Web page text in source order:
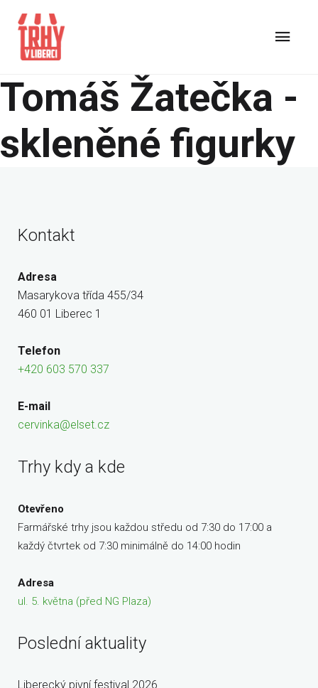
Tomáš Žatečka -
skleněné figurky
Kontakt
Adresa
Masarykova třída 455/34
460 01 Liberec 1
Telefon
+420 603 570 337
E-mail
cervinka@elset.cz
Trhy kdy a kde
Otevřeno
Farmářské trhy jsou každou středu od 7:30 do 17:00 a
každý čtvrtek od 7:30 minimálně do 14:00 hodin
Adresa
ul. 5. května (před NG Plaza)
Poslední aktuality
Liberecký pivní festival 2026